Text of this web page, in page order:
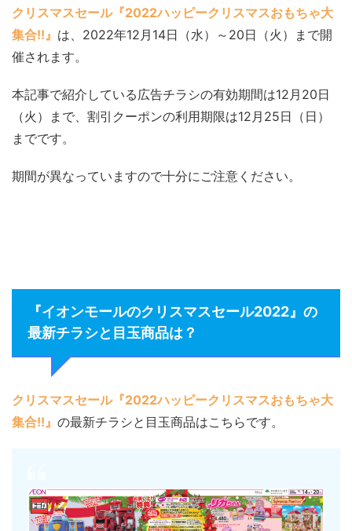
クリスマスセール『2022ハッピークリスマスおもちゃ大
集合!!』 は、2022年12月14日（水）～20日（火）まで開
催されます。
本記事で紹介している広告チラシの有効期間は12月20日
（火）まで、割引クーポンの利用期限は12月25日（日）
までです。
期間が異なっていますので十分にご注意ください。
『イオンモールのクリスマスセール2022』の
最新チラシと目玉商品は？
クリスマスセール『2022ハッピークリスマスおもちゃ大
集合!!』 の最新チラシと目玉商品はこちらです。